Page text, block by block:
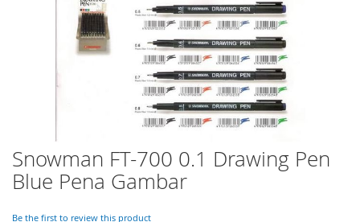
Snowman FT-700 0.1 Drawing Pen
Blue Pena Gambar
Be the first to review this product
Skip
to
the
of